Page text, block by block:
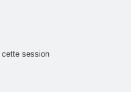
cette session